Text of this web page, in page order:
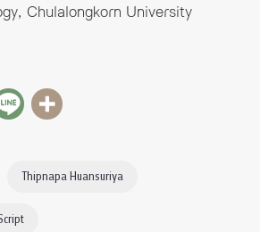
Chulalongkorn University
Thipnapa Huansuriya